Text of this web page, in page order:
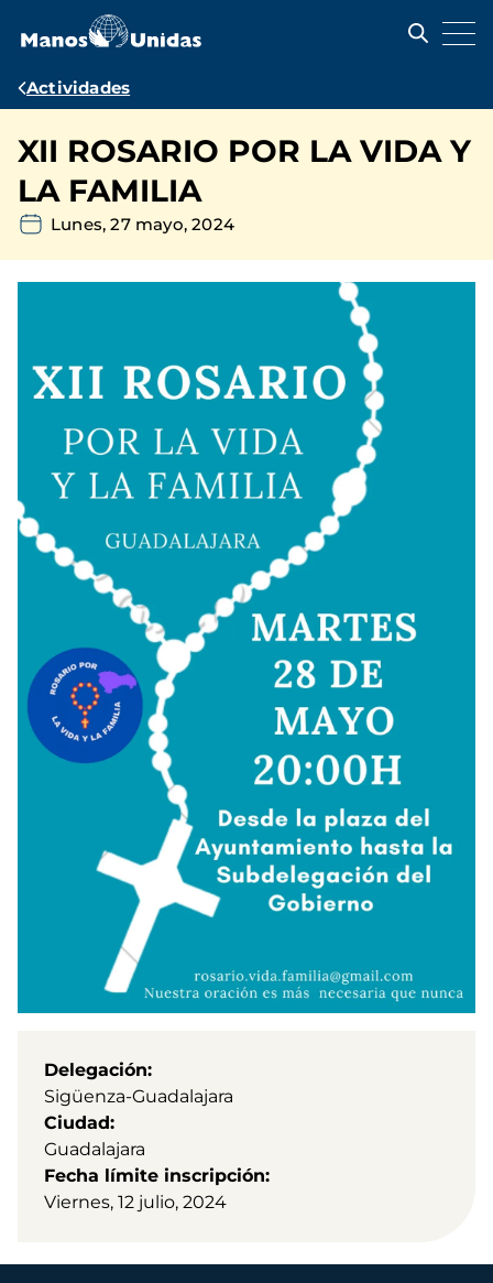
contenido
Ruta
navegación
Actividades
XII ROSARIO POR LA VIDA Y
LA FAMILIA
Lunes, 27 mayo, 2024
Delegación
Sigüenza-Guadalajara
Ciudad
Guadalajara
Fecha límite inscripción
Viernes, 12 julio, 2024